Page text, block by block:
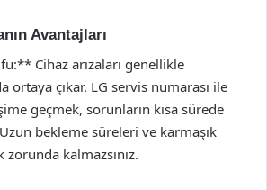
Avantajları
Cihaz arızaları genellikle
ortaya çıkar. LG servis numarası ile
geçmek, sorunların kısa sürede
bekleme süreleri ve karmaşık
kalmazsınız.